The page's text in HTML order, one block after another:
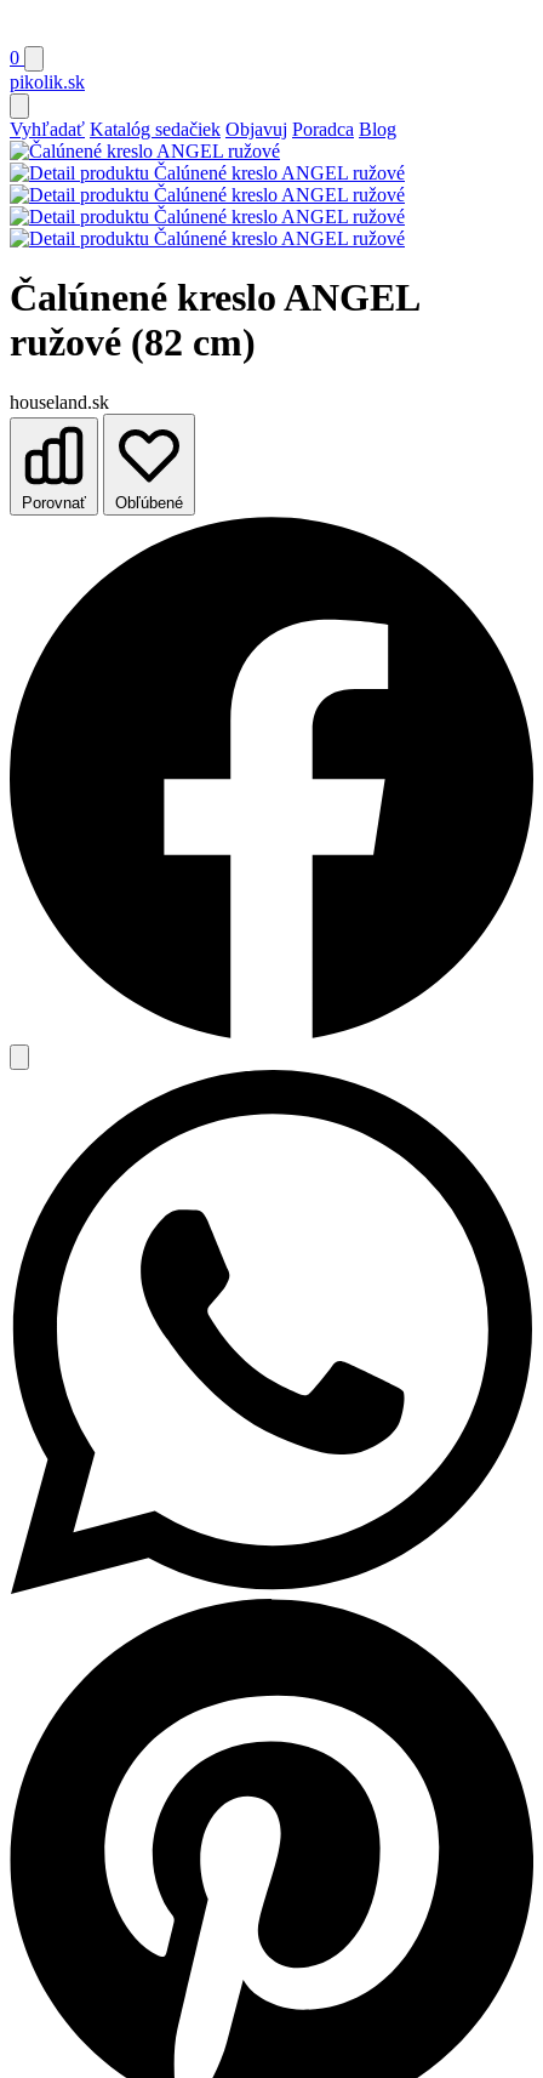
0
pikolik.sk
Vyhľadať Katalóg sedačiek Objavuj Poradca Blog
Čalúnené kreslo ANGEL
ružové (82 cm)
houseland.sk
Porovnať Obľúbené